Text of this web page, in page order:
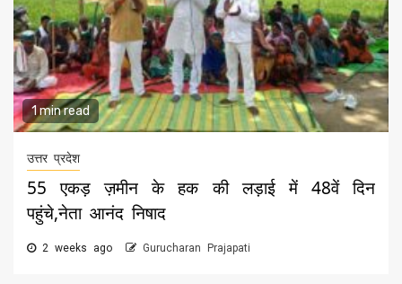
1 min read
उत्तर प्रदेश
55 एकड़ ज़मीन के हक की लड़ाई में 48वें दिन
पहुंचे,नेता आनंद निषाद
2 weeks ago Gurucharan Prajapati